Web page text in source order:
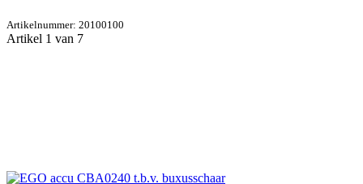
Artikelnummer: 20100100
Artikel 1 van 7